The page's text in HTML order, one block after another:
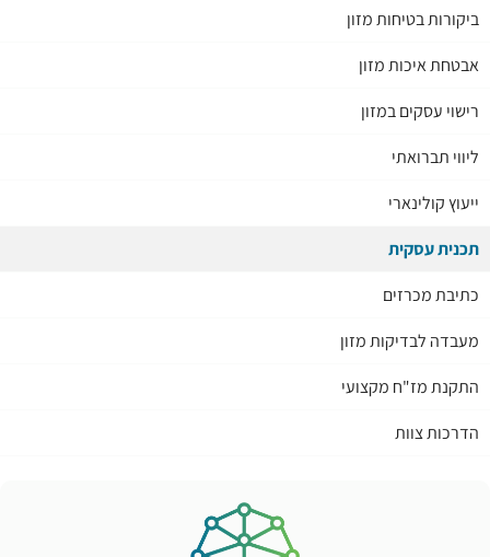
ביקורות בטיחות מזון
אבטחת איכות מזון
רישוי עסקים במזון
ליווי תברואתי
ייעוץ קולינארי
תכנית עסקית
כתיבת מכרזים
מעבדה לבדיקות מזון
התקנת מז"ח מקצועי
הדרכות צוות